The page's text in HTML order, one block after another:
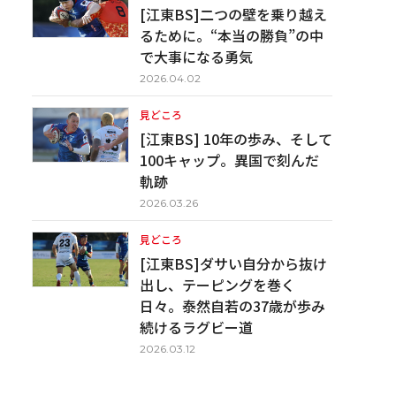
[江東BS]二つの壁を乗り越え
るために。“本当の勝負”の中
で大事になる勇気
2026.04.02
見どころ
[江東BS] 10年の歩み、そして
100キャップ。異国で刻んだ
軌跡
2026.03.26
見どころ
[江東BS]ダサい自分から抜け
出し、テーピングを巻く
日々。泰然自若の37歳が歩み
続けるラグビー道
2026.03.12